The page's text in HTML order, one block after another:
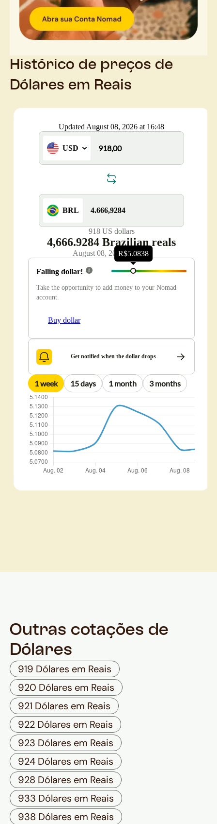
Histórico de preços de
Dólares em Reais
Outras cotações de
Dólares
919 Dólares em Reais
920 Dólares em Reais
921 Dólares em Reais
922 Dólares em Reais
923 Dólares em Reais
924 Dólares em Reais
928 Dólares em Reais
933 Dólares em Reais
938 Dólares em Reais